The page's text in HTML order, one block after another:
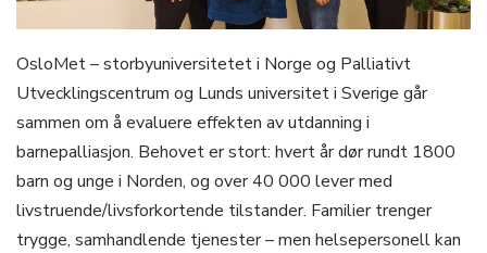
OsloMet – storbyuniversitetet i Norge og Palliativt
Utvecklingscentrum og Lunds universitet i Sverige går
sammen om å evaluere effekten av utdanning i
barnepalliasjon. Behovet er stort: hvert år dør rundt 1800
barn og unge i Norden, og over 40 000 lever med
livstruende/livsforkortende tilstander. Familier trenger
trygge, samhandlende tjenester – men helsepersonell kan